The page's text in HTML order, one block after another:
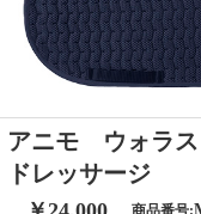
アニモ ウォラス
ドレッサージ
商品番号: